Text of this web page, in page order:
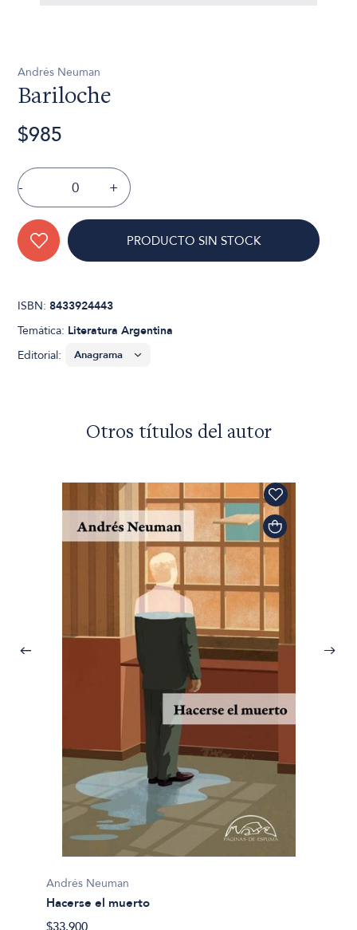
Andrés Neuman
Bariloche
$985
- +
PRODUCTO SIN STOCK
ISBN:8433924443
Temática: Literatura Argentina
Editorial:
Otros títulos del autor
Andrés Neuman
Hacerse el muerto
$33.900